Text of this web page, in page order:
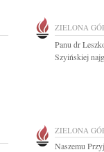
ZIELONA
Panu dr
Szyińskiej
ZIELONA
Naszemu